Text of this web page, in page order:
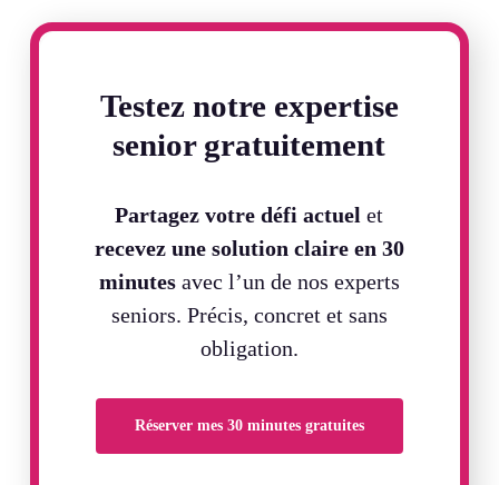
Testez notre expertise
senior gratuitement
Partagez votre défi actuel et
recevez une solution claire en 30
minutesavec l’un de nos experts
seniors. Précis, concret et sans
obligation.
Réserver mes 30 minutes gratuites